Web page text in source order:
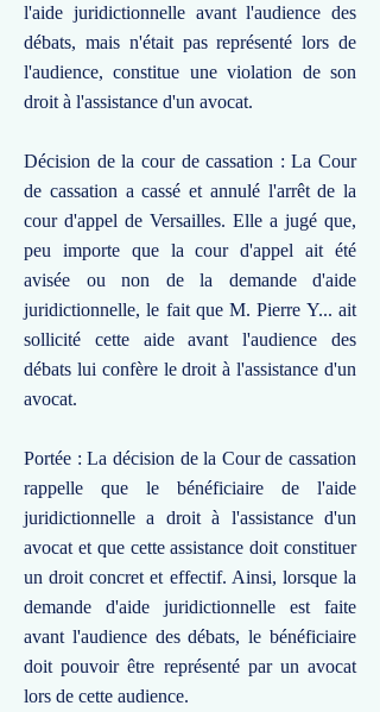
l'aide juridictionnelle avant l'audience des
débats, mais n'était pas représenté lors de
l'audience, constitue une violation de son
droit à l'assistance d'un avocat.
Décision de la cour de cassation : La Cour
de cassation a cassé et annulé l'arrêt de la
cour d'appel de Versailles. Elle a jugé que,
peu importe que la cour d'appel ait été
avisée ou non de la demande d'aide
juridictionnelle, le fait que M. Pierre Y... ait
sollicité cette aide avant l'audience des
débats lui confère le droit à l'assistance d'un
avocat.
Portée : La décision de la Cour de cassation
rappelle que le bénéficiaire de l'aide
juridictionnelle a droit à l'assistance d'un
avocat et que cette assistance doit constituer
un droit concret et effectif. Ainsi, lorsque la
demande d'aide juridictionnelle est faite
avant l'audience des débats, le bénéficiaire
doit pouvoir être représenté par un avocat
lors de cette audience.